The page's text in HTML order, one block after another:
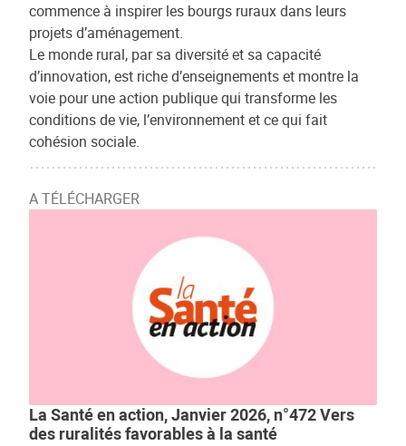
commence à inspirer les bourgs ruraux dans leurs
projets d’aménagement.
Le monde rural, par sa diversité et sa capacité
d’innovation, est riche d’enseignements et montre la
voie pour une action publique qui transforme les
conditions de vie, l’environnement et ce qui fait
cohésion sociale.
A TÉLÉCHARGER
La Santé en action, Janvier 2026, n°472 Vers
des ruralités favorables à la santé